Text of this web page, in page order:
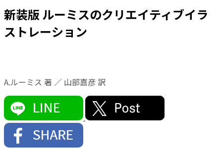
新装版 ルーミスのクリエイティブイラ
ストレーション
A.ルーミス 著 ／ 山部嘉彦 訳